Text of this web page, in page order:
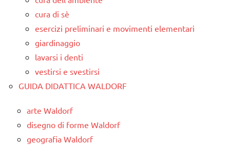
cura di sè
esercizi preliminari e movimenti elementari
giardinaggio
lavarsi i denti
vestirsi e svestirsi
GUIDA DIDATTICA WALDORF
arte Waldorf
disegno di forme Waldorf
geografia Waldorf